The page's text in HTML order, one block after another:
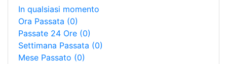
In qualsiasi momento
Ora Passata (0)
Passate 24 Ore (0)
Settimana Passata (0)
Mese Passato (0)